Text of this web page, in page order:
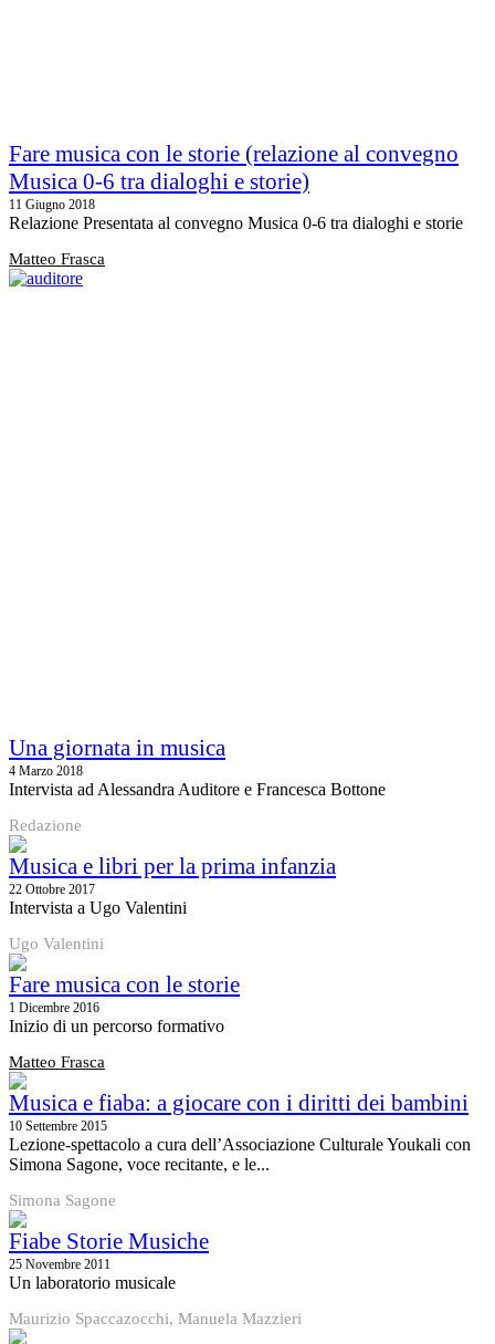
Fare musica con le storie (relazione al convegno
Musica 0-6 tra dialoghi e storie)
11 Giugno 2018
Relazione Presentata al convegno Musica 0-6 tra dialoghi e storie
Matteo Frasca
Una giornata in musica
4 Marzo 2018
Intervista ad Alessandra Auditore e Francesca Bottone
Redazione
Musica e libri per la prima infanzia
22 Ottobre 2017
Intervista a Ugo Valentini
Ugo Valentini
Fare musica con le storie
1 Dicembre 2016
Inizio di un percorso formativo
Matteo Frasca
Musica e fiaba: a giocare con i diritti dei bambini
10 Settembre 2015
Lezione-spettacolo a cura dell’Associazione Culturale Youkali con
Simona Sagone, voce recitante, e le...
Simona Sagone
Fiabe Storie Musiche
25 Novembre 2011
Un laboratorio musicale
Maurizio Spaccazocchi, Manuela Mazzieri